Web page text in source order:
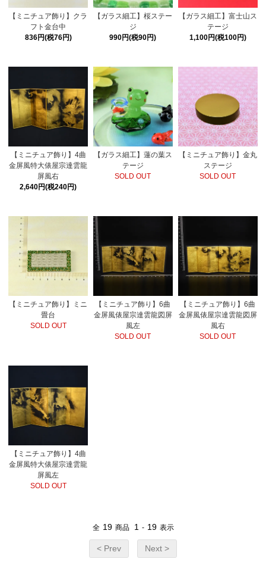
【ミニチュア飾り】クラ
フト金台中
836円(税76円)
【ガラス細工】桜ステー
ジ
990円(税90円)
【ガラス細工】富士山ス
テージ
1,100円(税100円)
【ミニチュア飾り】4曲
金屏風特大俵屋宗達雲龍
屏風右
2,640円(税240円)
【ガラス細工】蓮の葉ス
テージ
SOLD OUT
【ミニチュア飾り】金丸
ステージ
SOLD OUT
【ミニチュア飾り】ミニ
畳台
SOLD OUT
【ミニチュア飾り】6曲
金屏風俵屋宗達雲龍図屏
風左
SOLD OUT
【ミニチュア飾り】6曲
金屏風俵屋宗達雲龍図屏
風右
SOLD OUT
【ミニチュア飾り】4曲
金屏風特大俵屋宗達雲龍
屏風左
SOLD OUT
全 19 商品 1 - 19 表示
< Prev Next >